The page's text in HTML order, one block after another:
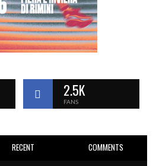
2.5K
FANS
RECENT COMMENTS